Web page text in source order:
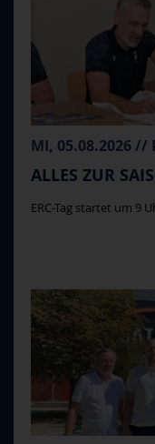
MI, 05.08.2026 //
ALLES ZUR
ERC-Tag startet um 9